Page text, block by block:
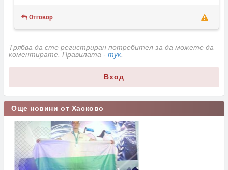
Отговор
Трябва да сте регистриран потребител за да можете да
коментирате. Правилата - тук.
Вход
Още новини от Хасково